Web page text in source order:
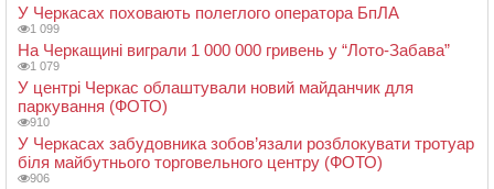
У Черкасах поховають полеглого оператора БпЛА
1 099
На Черкащині виграли 1 000 000 гривень у “Лото-Забава”
1 079
У центрі Черкас облаштували новий майданчик для
паркування (ФОТО)
910
У Черкасах забудовника зобов’язали розблокувати тротуар
біля майбутнього торговельного центру (ФОТО)
906